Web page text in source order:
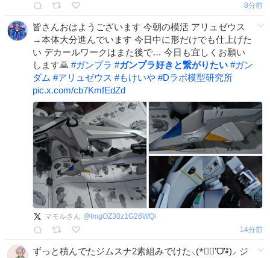
8分前
皆さんおはようございます 今朝の模活 アリュゼウス
→本体大分進んでいます 今日中に形だけでも仕上げた
い デカールワークはまた後で… 今日も宜しくお願い
します🙇 #ガンプラ #ガンプラ好きと繋がりたい #ガン
ダム #アリュゼウス #もけいや #Dラボ模型研究所
pic.x.com/cb7KmfEdZd
マモルさん @ ImgOZ30z1G26WQi
14分前
ずっと積んでたジムスナ2素組みでけた⸜(*⃙⃘'ᗜ'*⃙⃘)⸝ ジ